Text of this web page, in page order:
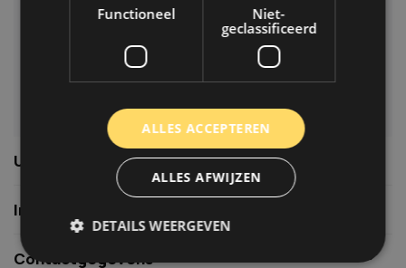
06-39119169
info@autoklusser.nl
Usefull links
Informatie
Contactgegevens
Functioneel
Niet-
geclassificeerd
ALLES ACCEPTEREN
ALLES AFWIJZEN
DETAILS WEERGEVEN